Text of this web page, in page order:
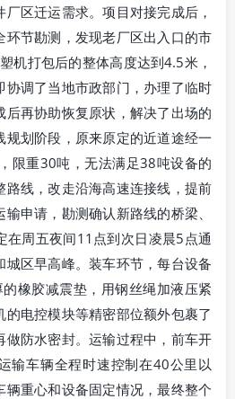
区迁运需求。项目对接完成后，
环节勘测，发现老厂区出入口的市
机打包后的整体高度达到4.5米，
协调了当地市政部门，办理了临时
后再协助恢复原状，解决了出场的
划阶段，原来原定的近道途经一
限重30吨，无法满足38吨设备的
路线，改走沿海高速连接线，提前
申请，勘测确认新路线的桥梁、
在周五夜间11点到次日凌晨5点通
区早高峰。装车环节，每台设备
橡胶减震垫，用钢丝绳加液压紧
电控模块等精密部位额外包裹了
做防水密封。运输过程中，前车开
输车辆全程时速控制在40公里以
辆重心和设备固定情况，最终整个